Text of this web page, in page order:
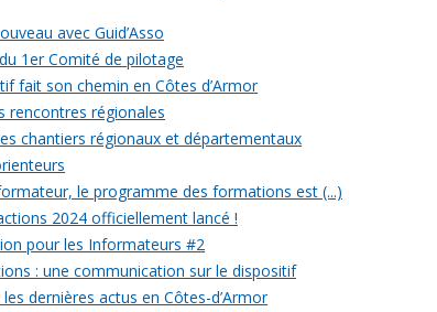
avec Guid’Asso
1er Comité de pilotage
fait son chemin en Côtes d’Armor
rencontres régionales
chantiers régionaux et départementaux
le programme des formations est (...)
2024 officiellement lancé !
pour les Informateurs #2
: une communication sur le dispositif
dernières actus en Côtes-d’Armor